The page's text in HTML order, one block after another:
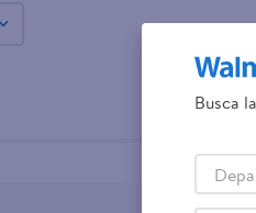
Busca